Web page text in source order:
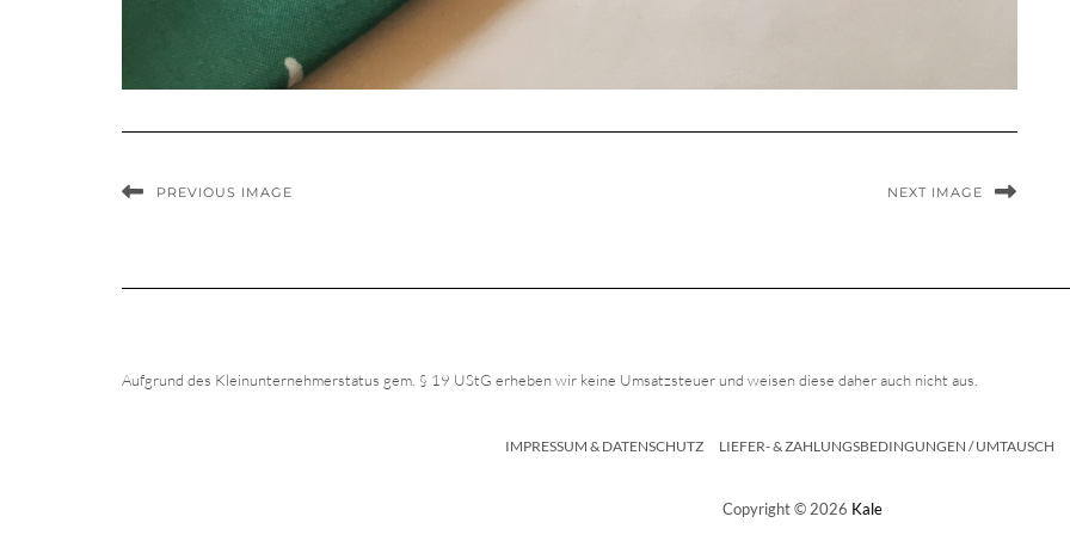
PREVIOUS IMAGE NEXT IMAGE
Aufgrund des Kleinunternehmerstatus gem. § 19 UStG erheben wir keine Umsatzsteuer und weisen diese daher auch nicht aus.
IMPRESSUM & DATENSCHUTZ LIEFER- & ZAHLUNGSBEDINGUNGEN / UMTAUSCH
Copyright © 2026 Kale